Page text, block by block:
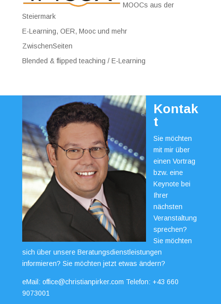
MOOCs aus der
Steiermark
E-Learning, OER, Mooc und mehr
ZwischenSeiten
Blended & flipped teaching / E-Learning
Kontak
t
Sie möchten
mit mir über
einen Vortrag
bzw. eine
Keynote bei
Ihrer
nächsten
Veranstaltung
sprechen?
Sie möchten
sich über unsere Beratungsdienstleistungen
informieren? Sie möchten jetzt etwas ändern?
eMail: office@christianpirker.com Telefon: +43 660
9073001